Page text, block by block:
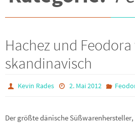
Hachez und
skandinavisch
Kevin Rades 2. Mai 2012
Der größte dänische Süßwarenhersteller,